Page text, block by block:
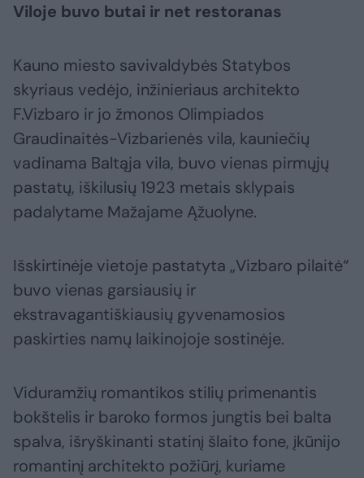
Viloje buvo butai ir net restoranas
Kauno miesto savivaldybės Statybos
skyriaus vedėjo, inžinieriaus architekto
F.Vizbaro ir jo žmonos Olimpiados
Graudinaitės-Vizbarienės vila, kauniečių
vadinama Baltąja vila, buvo vienas pirmųjų
pastatų, iškilusių 1923 metais sklypais
padalytame Mažajame Ąžuolyne.
Išskirtinėje vietoje pastatyta „Vizbaro pilaitė“
buvo vienas garsiausių ir
ekstravagantiškiausių gyvenamosios
paskirties namų laikinojoje sostinėje.
Viduramžių romantikos stilių primenantis
bokštelis ir baroko formos jungtis bei balta
spalva, išryškinanti statinį šlaito fone, įkūnijo
romantinį architekto požiūrį, kuriame